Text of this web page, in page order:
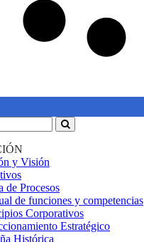
y Visión
de Procesos
de funciones y competencias
Corporativos
Estratégico
Histórica